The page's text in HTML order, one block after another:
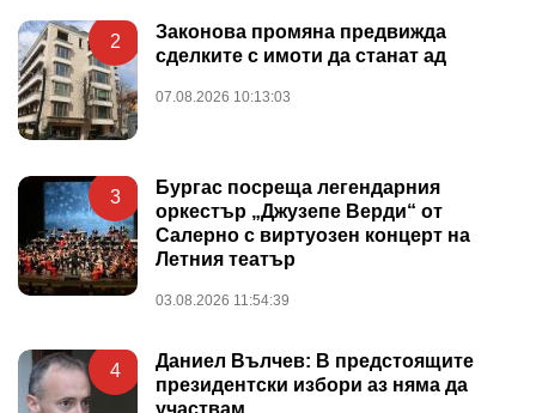
2
Законова промяна предвижда
сделките с имоти да станат ад
07.08.2026 10:13:03
3
Бургас посреща легендарния
оркестър „Джузепе Верди“ от
Салерно с виртуозен концерт на
Летния театър
03.08.2026 11:54:39
4
Даниел Вълчев: В предстоящите
президентски избори аз няма да
участвам